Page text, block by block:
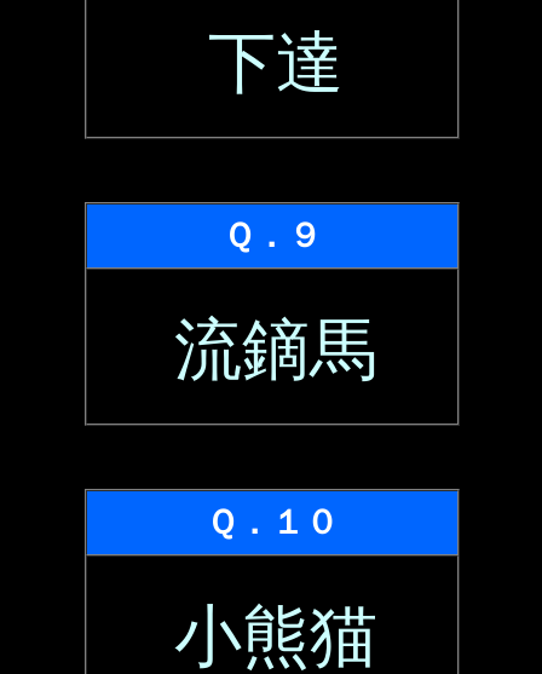
下達
Ｑ．９
流鏑馬
Ｑ．１０
小熊猫